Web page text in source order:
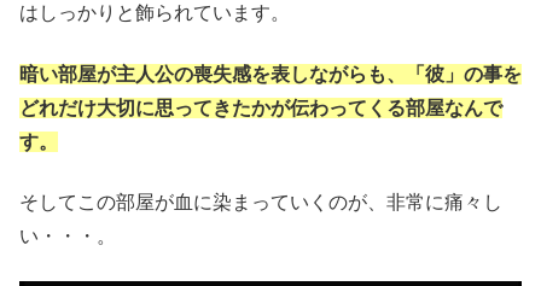
はしっかりと飾られています。
暗い部屋が主人公の喪失感を表しながらも、「彼」の事を
どれだけ大切に思ってきたかが伝わってくる部屋なんで
す。
そしてこの部屋が血に染まっていくのが、非常に痛々し
い・・・。